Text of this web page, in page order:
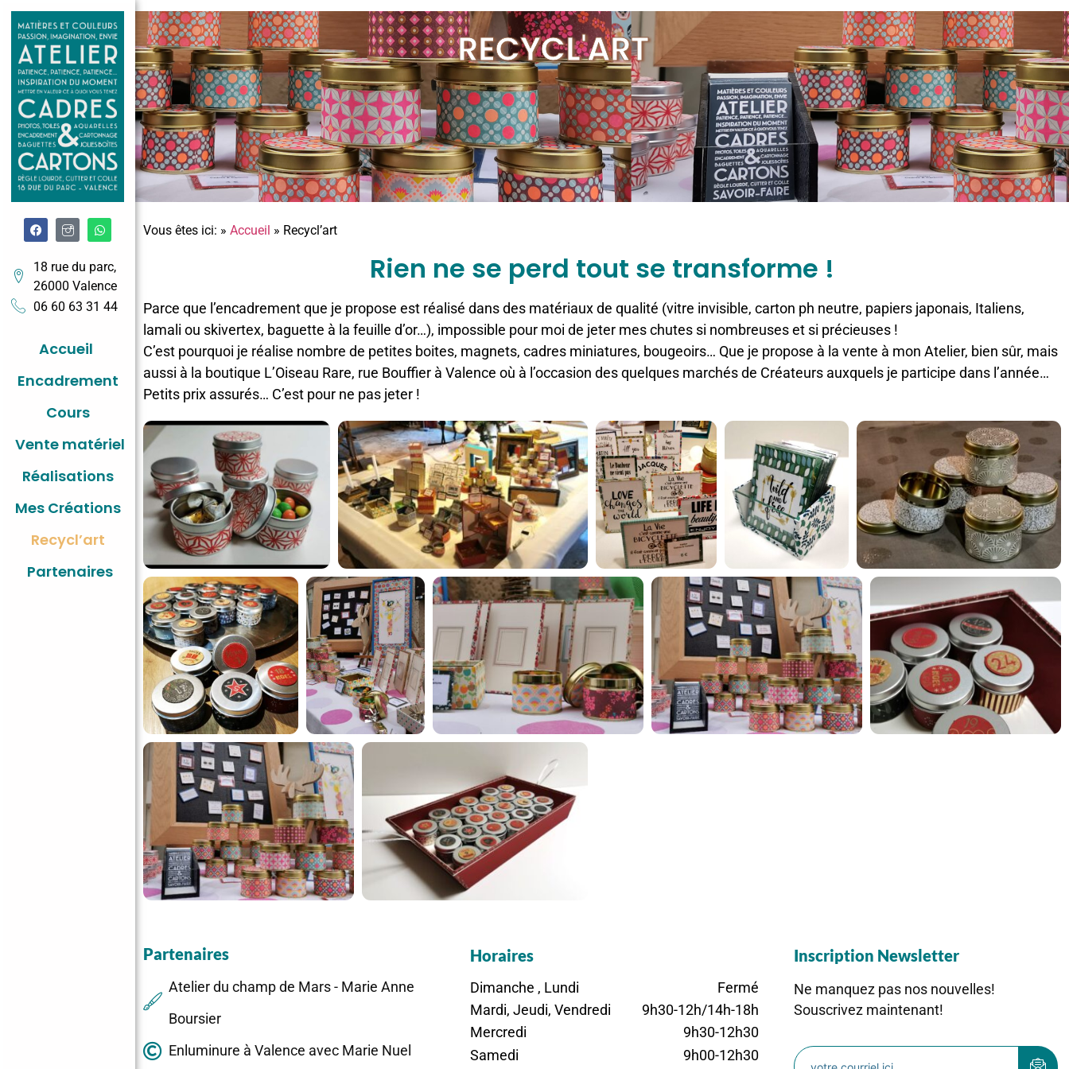
18 rue du parc,
26000 Valence
06 60 63 31 44
Accueil
Encadrement
Cours
Vente matériel
Réalisations
Mes Créations
Recycl’art
Partenaires
RECYCL'ART
Vous êtes ici: » Accueil » Recycl’art
Rien ne se perd tout se transforme !
Parce que l’encadrement que je propose est réalisé dans des matériaux de qualité (vitre invisible, carton ph neutre, papiers japonais, Italiens,
lamali ou skivertex, baguette à la feuille d’or…), impossible pour moi de jeter mes chutes si nombreuses et si précieuses !
C’est pourquoi je réalise nombre de petites boites, magnets, cadres miniatures, bougeoirs… Que je propose à la vente à mon Atelier, bien sûr, mais
aussi à la boutique L’Oiseau Rare, rue Bouffier à Valence où à l’occasion des quelques marchés de Créateurs auxquels je participe dans l’année…
Petits prix assurés… C’est pour ne pas jeter !
Partenaires
Atelier du champ de Mars - Marie Anne
Boursier
Enluminure à Valence avec Marie Nuel
Horaires
Dimanche , Lundi
Mardi, Jeudi, Vendredi
Mercredi
Samedi
Fermé
9h30-12h/14h-18h
9h30-12h30
9h00-12h30
Inscription Newsletter
Ne manquez pas nos nouvelles!
Souscrivez maintenant!